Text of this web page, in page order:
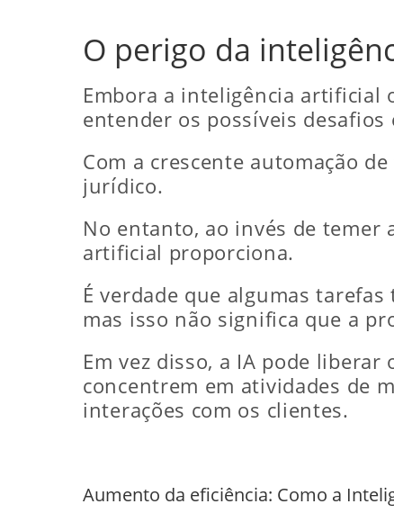
O perigo da
Embora a inteligência artificial
entender os possíveis
Com a crescente automação
jurídico.
No entanto, ao invés de temer
artificial proporciona.
É verdade que algumas
mas isso não significa que a
Em vez disso, a IA pode
concentrem em atividades de
interações com os clientes.
Aumento da eficiência: Como a